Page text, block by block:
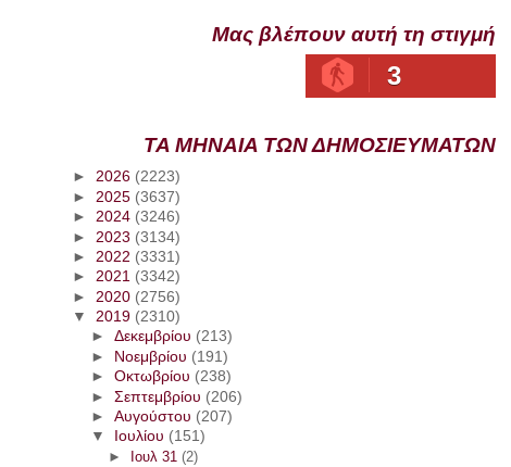
Μας βλέπουν αυτή τη στιγμή
3
ΤΑ ΜΗΝΑΙΑ ΤΩΝ ΔΗΜΟΣΙΕΥΜΑΤΩΝ
►2026 (2223)
► 2025 (3637)
►2024 (3246)
► 2023 (3134)
► 2022 (3331)
►2021 (3342)
► 2020 (2756)
▼2019 (2310)
► Δεκεμβρίου (213)
►
Νοεμβρίου (191)
► Οκτωβρίου (238)
► Σεπτεμβρίου (206)
► Αυγούστου (207)
▼
Ιουλίου (151)
► Ιουλ 31 (2)